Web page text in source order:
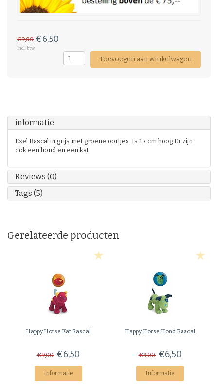
€9,00 €6,50
Incl. btw
Toevoegen aan winkelwagen
informatie
Ezel Rascal in grijs met groene oortjes. Is 17 cm hoog Er zijn
ook een hond en een kat.
Reviews (0)
Tags (5)
Gerelateerde producten
Happy Horse Kat Rascal
€9,00 €6,50
Informatie
Happy Horse Hond Rascal
€9,00 €6,50
Informatie